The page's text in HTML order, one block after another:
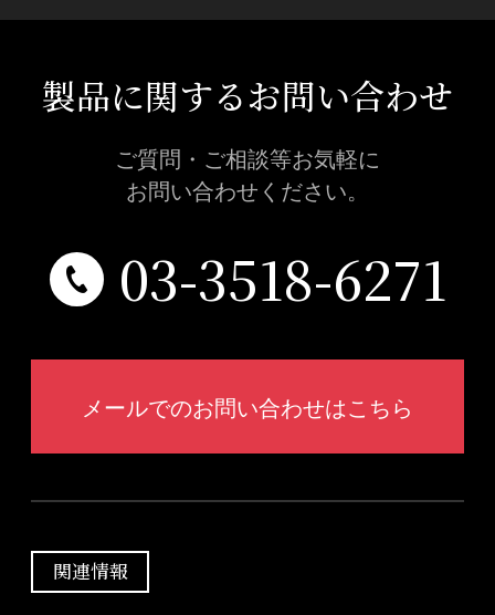
製品に関するお問い合わせ
ご質問・ご相談等お気軽に
お問い合わせください。
03-3518-6271
メールでのお問い合わせはこちら
関連情報